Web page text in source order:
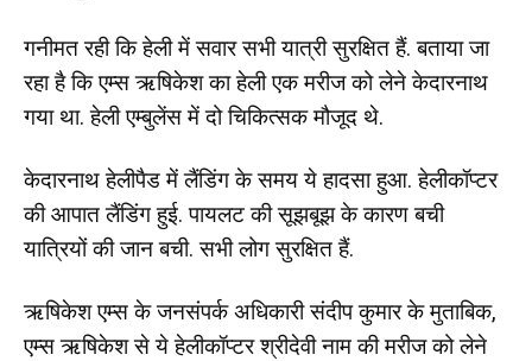
गनीमत रही कि हेली में सवार सभी यात्री सुरक्षित हैं. बताया जा
रहा है कि एम्स ऋषिकेश का हेली एक मरीज को लेने केदारनाथ
गया था. हेली एम्बुलेंस में दो चिकित्सक मौजूद थे.
केदारनाथ हेलीपैड में लैंडिंग के समय ये हादसा हुआ. हेलीकॉप्टर
की आपात लैंडिंग हुई. पायलट की सूझबूझ के कारण बची
यात्रियों की जान बची. सभी लोग सुरक्षित हैं.
ऋषिकेश एम्स के जनसंपर्क अधिकारी संदीप कुमार के मुताबिक,
एम्स ऋषिकेश से ये हेलीकॉप्टर श्रीदेवी नाम की मरीज को लेने